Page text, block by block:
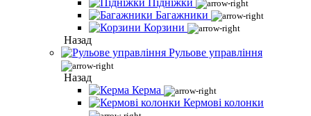
Підніжки
Багажники
Корзини
Назад
Рульове управління
Назад
Керма
Кермові колонки